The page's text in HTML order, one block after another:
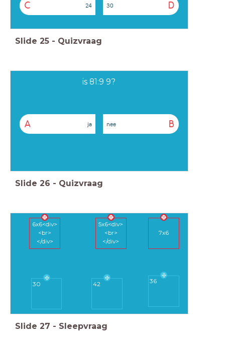
C 24 D
30
Slide 25 - Quizvraag
is 81:9 9?
A ja B
nee
Slide 26 - Quizvraag
6x6<div>
<br>
</div>
5x6<div>
<br>
</div>
7x6
36
30 42
Slide 27 - Sleepvraag